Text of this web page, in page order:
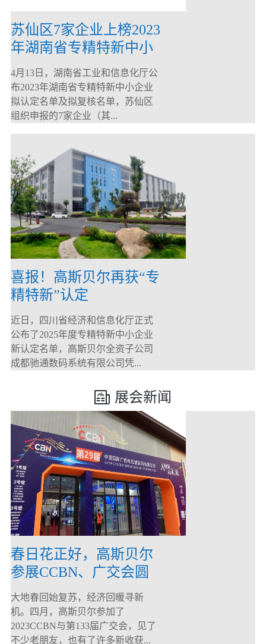
苏仙区7家企业上榜2023
年湖南省专精特新中小
企业
4月13日，湖南省工业和信息化厅公
布2023年湖南省专精特新中小企业
拟认定名单及拟复核名单，苏仙区
组织申报的7家企业（其...
喜报！高斯贝尔再获“专
精特新”认定
近日，四川省经济和信息化厅正式
公布了2025年度专精特新中小企业
新认定名单，高斯贝尔全资子公司
成都驰通数码系统有限公司凭...
展会新闻
春日花正好，高斯贝尔
参展CCBN、广交会圆
满落幕！
大地春回始复苏，经济回暖寻新
机。四月，高斯贝尔参加了
2023CCBN与第133届广交会，见了
不少老朋友，也有了许多新收获...